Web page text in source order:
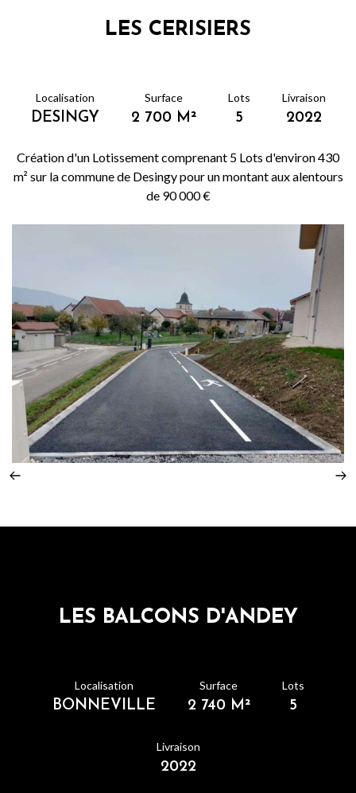
LES CERISIERS
Localisation
DESINGY
Surface
2 700 M²
Lots
5
Livraison
2022
Création d'un Lotissement comprenant 5 Lots d'environ 430
m² sur la commune de Desingy pour un montant aux alentours
de 90 000 €
Slide 2 of 4.
LES BALCONS D'ANDEY
Localisation
BONNEVILLE
Surface
2 740 M²
Lots
5
Livraison
2022